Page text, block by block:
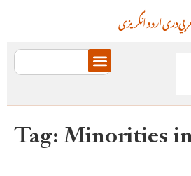
انگریزیاردودری
Tag:Minorities